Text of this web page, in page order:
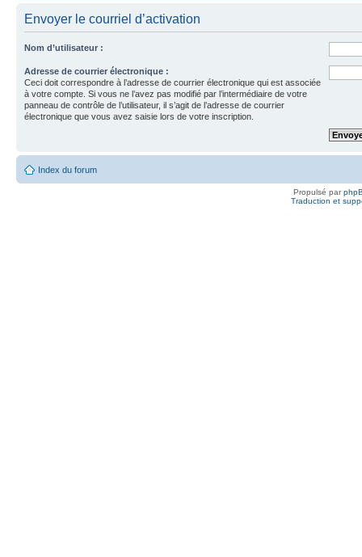
Envoyer le courriel d’activation
Nom d’utilisateur :
Adresse de courrier électronique :
Ceci doit correspondre à l’adresse de courrier électronique qui est associée
à votre compte. Si vous ne l’avez pas modifié par l’intermédiaire de votre
panneau de contrôle de l’utilisateur, il s’agit de l’adresse de courrier
électronique que vous avez saisie lors de votre inscription.
Index du forum
Propulsé par
Traduction et